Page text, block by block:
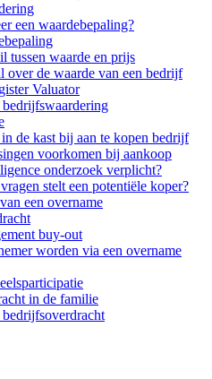
een waardebepaling?
tussen waarde en prijs
over de waarde van een bedrijf
Valuator
bedrijfswaardering
de kast bij aan te kopen bedrijf
voorkomen bij aankoop
onderzoek verplicht?
stelt een potentiële koper?
een overname
buy-out
worden via een overname
in de familie
bedrijfsoverdracht